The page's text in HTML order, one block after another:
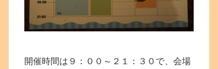
開催時間は９：００～２１：３０で、会場